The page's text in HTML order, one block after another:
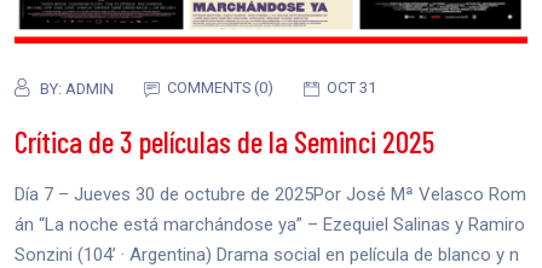
BY: ADMIN COMMENTS (0) OCT 31
Crítica de 3 películas de la Seminci 2025
Día 7 – Jueves 30 de octubre de 2025Por José Mª Velasco Rom
án “La noche está marchándose ya” – Ezequiel Salinas y Ramiro
Sonzini (104’ · Argentina) Drama social en película de blanco y n